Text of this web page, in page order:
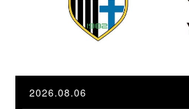
2026.08.06